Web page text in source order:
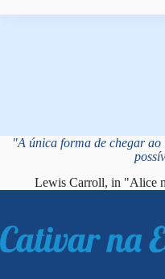
"A única forma de chegar ao
Lewis Carroll, in "Alice